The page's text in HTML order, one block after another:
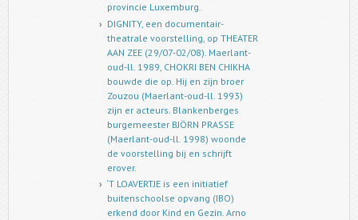
provincie Luxemburg.
DIGNITY, een documentair-
theatrale voorstelling, op THEATER
AAN ZEE (29/07-02/08). Maerlant-
oud-ll. 1989, CHOKRI BEN CHIKHA
bouwde die op. Hij en zijn broer
Zouzou (Maerlant-oud-ll. 1993)
zijn er acteurs. Blankenberges
burgemeester BJÖRN PRASSE
(Maerlant-oud-ll. 1998) woonde
de voorstelling bij en schrijft
erover.
‘T LOAVERTJE is een initiatief
buitenschoolse opvang (IBO)
erkend door Kind en Gezin. Arno